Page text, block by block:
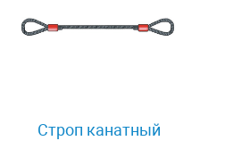
Строп канатный